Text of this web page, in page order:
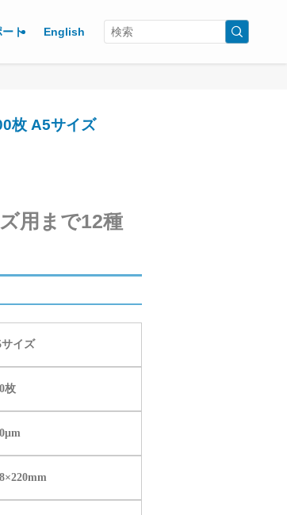
ート English
枚 A5サイズ
用まで12種
イズ
枚